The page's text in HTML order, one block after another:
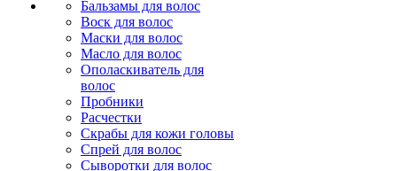
Бальзамы для волос
Воск для волос
Маски для волос
Масло для волос
Ополаскиватель для
волос
Пробники
Расчестки
Скрабы для кожи головы
Спрей для волос
Сыворотки для волос